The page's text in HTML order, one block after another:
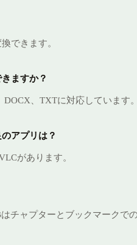
できます。
ますか？
、TXTに対応しています。
アプリは？
があります。
チャプターとブックマークで